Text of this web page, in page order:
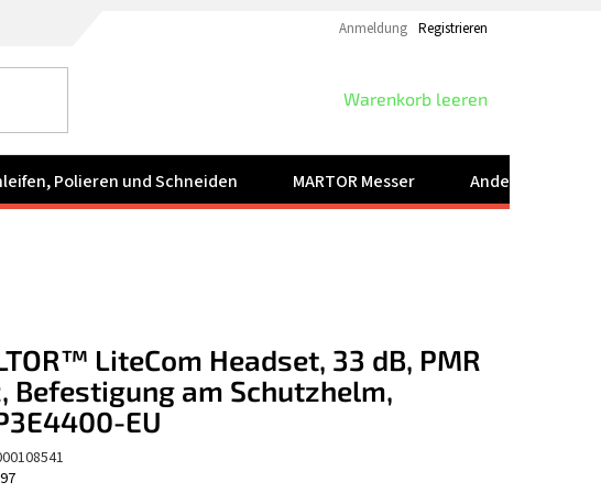
Anmeldung Registrieren
WARENKORB
Warenkorb leeren
Polieren und Schneiden MARTOR Messer Andere Produkte
LiteCom Headset, 33 dB, PMR
Befestigung am Schutzhelm,
EU